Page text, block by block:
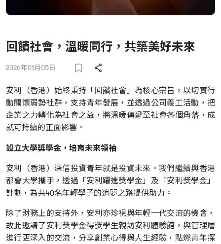
回饋社會，溫暖同行，共築美好未來
2026年01月05日
安利（香港）始終秉持「回饋社會」為核心宗旨，以切實行
動關懷弱勢社群，支持青年發展，並透過公司義工活動，把
企業之力轉化為社會之益，將溫暖傳遞至社會各個角落，成
就可持續的正面影響。
設立大學獎學金，培育未來領袖
安利（香港）深信投資青年就是投資未來。我們繼續與香港
都會大學攜手，透過「安利躍進獎學金」及「安利獎學金」
計劃，為共40名年輕學子的追夢之路提供助力。
除了財務上的支持外，安利亦珍視與年輕一代交流的機會，
故此邀請了安利獎學金得獎學生親訪安利體驗館，與管理層
進行更深入的交流，分享創業心得與人生經驗，點燃青年探